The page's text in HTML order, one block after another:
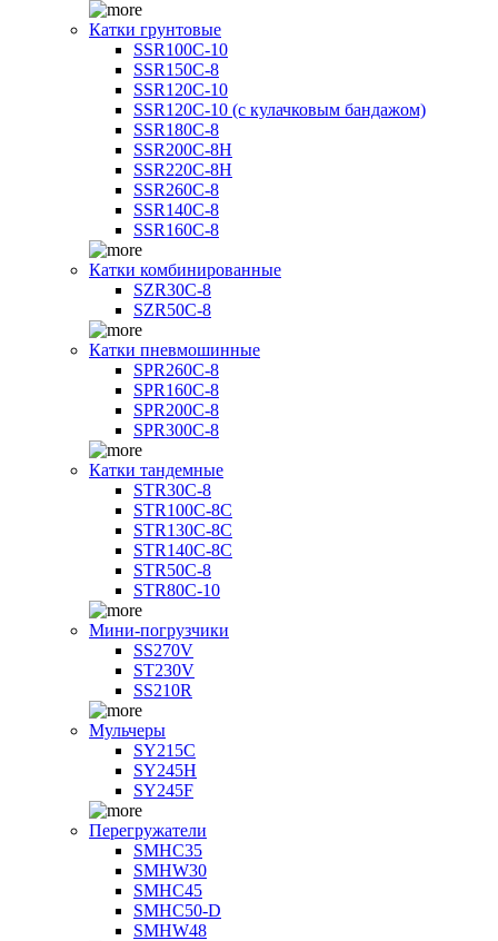
Катки грунтовые
SSR100C-10
SSR150C-8
SSR120C-10
SSR120C-10 (с кулачковым бандажом)
SSR180C-8
SSR200C-8H
SSR220C-8H
SSR260C-8
SSR140C-8
SSR160C-8
Катки комбинированные
SZR30C-8
SZR50C-8
Катки пневмошинные
SPR260C-8
SPR160C-8
SPR200C-8
SPR300C-8
Катки тандемные
STR30C-8
STR100C-8С
STR130C-8С
STR140C-8С
STR50C-8
STR80C-10
Мини-погрузчики
SS270V
ST230V
SS210R
Мульчеры
SY215C
SY245H
SY245F
Перегружатели
SMHC35
SMHW30
SMHC45
SMHC50-D
SMHW48